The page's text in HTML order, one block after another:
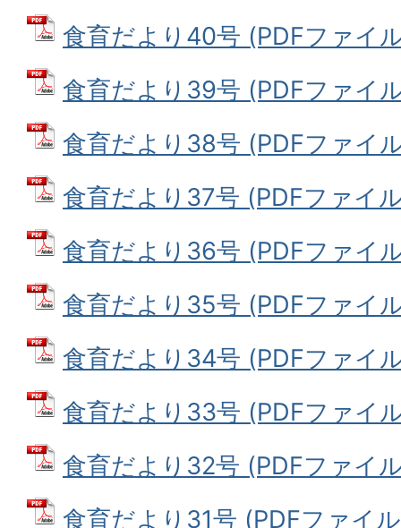
食育だより40号 (PDFファイ
食育だより39号 (PDFファイ
食育だより38号 (PDFファイ
食育だより37号 (PDFファイ
食育だより36号 (PDFファイ
食育だより35号 (PDFファイ
食育だより34号 (PDFファイ
食育だより33号 (PDFファイ
食育だより32号 (PDFファイ
食育だより31号 (PDFファイ